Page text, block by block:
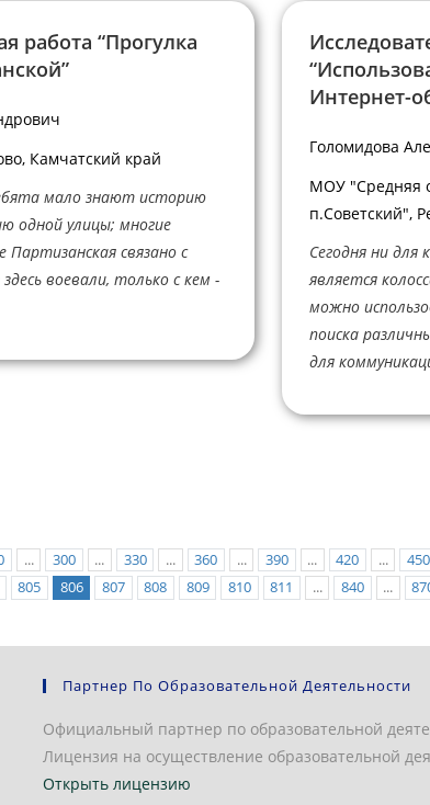
работа “Прогулка
Камчатский край
мало знают историю
одной улицы; многие
связано с
воевали, только с кем -
Интернет-
Голомидова
МОУ "Средняя
п.Советский",
Сегодня ни
является
можно
поиска
для
... 300 ... 330 ... 360 ... 390 ... 420 ... 450
805 806 807 808 809 810 811 ... 840 ...
Партнер По Образовательной Деятельности
Официальный партнер по образовательной
Лицензия на осуществление образовательной
Открыть лицензию